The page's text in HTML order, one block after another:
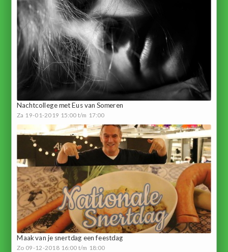
Nachtcollege met Eus van Someren
Za 19-01-2019 15:00 t/m 17:00
Maak van je snertdag een feestdag
Zo 09-12-2018 16:00 t/m 18:00